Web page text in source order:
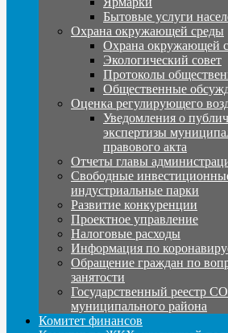
Бытовые услуги
Охрана окружающей среды
Охрана окружающей
Экологический совет
Протоколы
Общественные
Оценка регулирующего
Уведомления о
экспертизы
правового акта
Отчеты главы
Свободные
индустриальные парки
Развитие конкуренции
Проектное управление
Налоговые расходы
Информация по
Обращение граждан по
занятости
Государственный реестр
муниципального района
Комитет финансов